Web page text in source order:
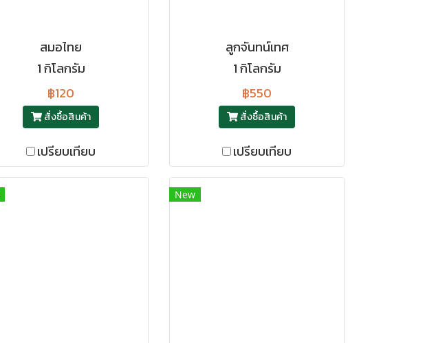
สมอไทย
1 กิโลกรัม
฿120
สั่งซื้อสินค้า
เปรียบเทียบ
ลูกจันทน์เทศ
1 กิโลกรัม
฿550
สั่งซื้อสินค้า
เปรียบเทียบ
New